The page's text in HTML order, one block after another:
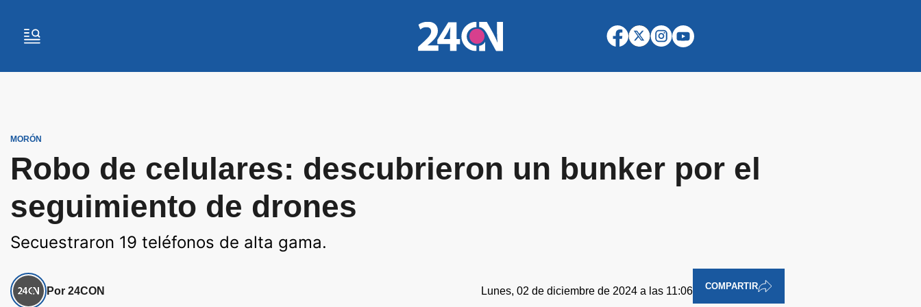
MORÓN
Robo de celulares: descubrieron un bunker por el
seguimiento de drones
Secuestraron 19 teléfonos de alta gama.
Por 24CON Lunes, 02 de diciembre de 2024 a las 11:06 COMPARTIR